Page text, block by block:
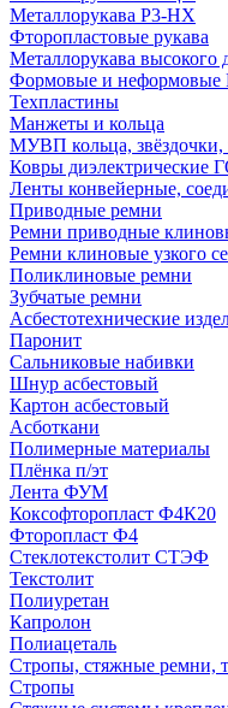
Металлорукава Р3-НХ
Фторопластовые рукава
Металлорукава высокого
Формовые и неформовые
Техпластины
Манжеты и кольца
МУВП кольца, звёздочки,
Ковры диэлектрические
Ленты конвейерные,
Приводные ремни
Ремни приводные
Ремни клиновые узкого
Поликлиновые ремни
Зубчатые ремни
Асбестотехнические
Паронит
Сальниковые набивки
Шнур асбестовый
Картон асбестовый
Асботкани
Полимерные материалы
Плёнка п/эт
Лента ФУМ
Коксофторопласт Ф4К20
Фторопласт Ф4
Стеклотекстолит СТЭФ
Текстолит
Полиуретан
Капролон
Полиацеталь
Стропы, стяжные ремни,
Стропы